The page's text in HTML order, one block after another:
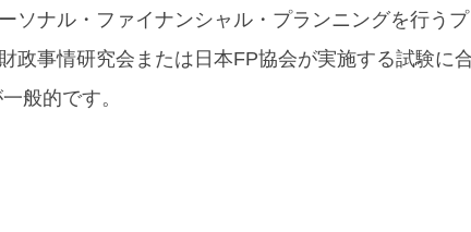
ソナル・ファイナンシャル・プランニングを行う
政事情研究会または日本FP協会が実施する試験に
般的です。